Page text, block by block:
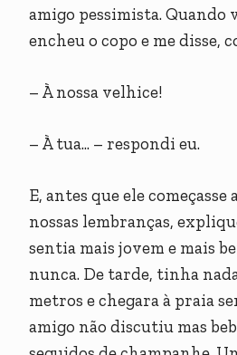
amigo pessimista. Quando
encheu o copo e me disse,
– À nossa velhice!
– À tua... – respondi eu.
E, antes que ele começasse
nossas lembranças,
sentia mais jovem e mais
nunca. De tarde, tinha
metros e chegara à praia
amigo não discutiu mas